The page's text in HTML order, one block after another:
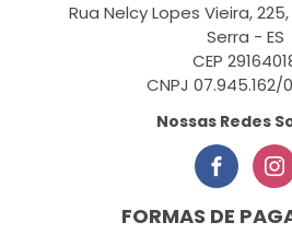
Rua Nelcy Lopes Vieira,
Serra - ES
CEP
CNPJ 07.945.162/
Nossas Redes
FORMAS DE